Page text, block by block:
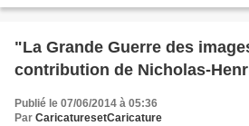
"La Grande Guerre des
contribution de Nicholas-
Publié le 07/06/2014 à 05:36
Par CaricaturesetCaricature